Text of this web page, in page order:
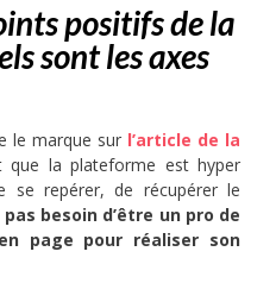
positifs de la
sont les axes
le marque sur l’article de la
que la plateforme est hyper
se repérer, de récupérer le
pas besoin d’être un pro de
page pour réaliser son